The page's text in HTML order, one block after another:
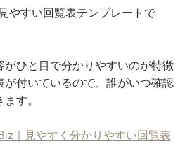
やすい回覧表テンプレートで
がひと目で分かりやすいのが特徴
が付いているので、誰がいつ確認
す。
｜見やすく分かりやすい回覧表